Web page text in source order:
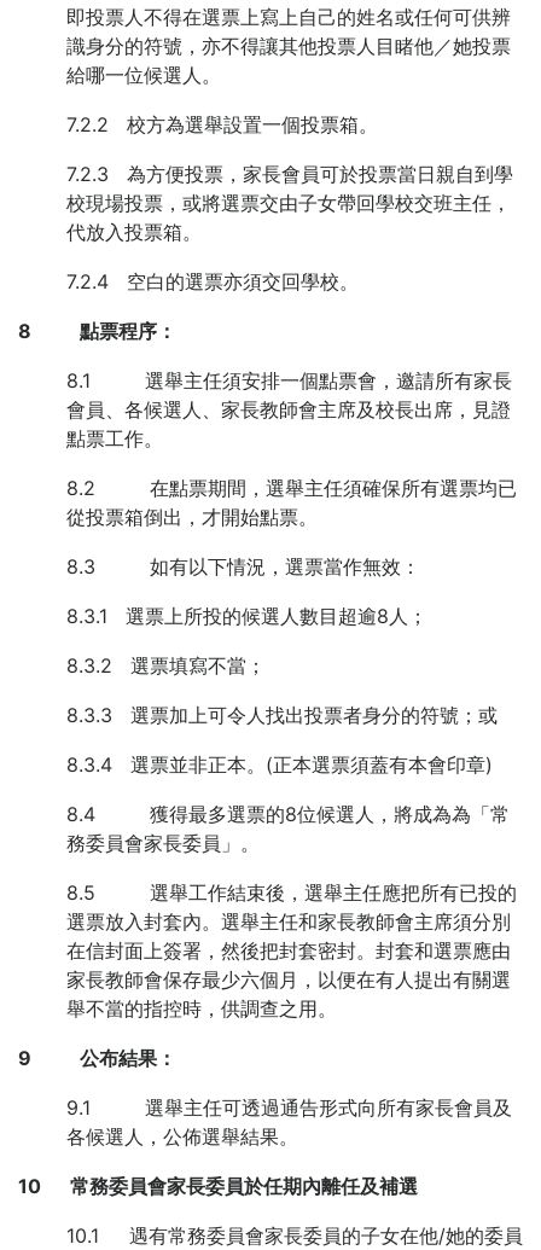
即投票人不得在選票上寫上自己的姓名或任何可供辨
識身分的符號，亦不得讓其他投票人目睹他／她投票
給哪一位候選人。
7.2.2 校方為選舉設置一個投票箱。
7.2.3 為方便投票，家長會員可於投票當日親自到學
校現場投票，或將選票交由子女帶回學校交班主任，
代放入投票箱。
7.2.4 空白的選票亦須交回學校。
8 點票程序：
8.1 選舉主任須安排一個點票會，邀請所有家長
會員、各候選人、家長教師會主席及校長出席，見證
點票工作。
8.2 在點票期間，選舉主任須確保所有選票均已
從投票箱倒出，才開始點票。
8.3 如有以下情況，選票當作無效：
8.3.1 選票上所投的候選人數目超逾8人；
8.3.2 選票填寫不當；
8.3.3 選票加上可令人找出投票者身分的符號；或
8.3.4 選票並非正本。(正本選票須蓋有本會印章)
8.4 獲得最多選票的8位候選人，將成為為「常
務委員會家長委員」。
8.5 選舉工作結束後，選舉主任應把所有已投的
選票放入封套內。選舉主任和家長教師會主席須分別
在信封面上簽署，然後把封套密封。封套和選票應由
家長教師會保存最少六個月，以便在有人提出有關選
舉不當的指控時，供調查之用。
9 公布結果：
9.1 選舉主任可透過通告形式向所有家長會員及
各候選人，公佈選舉結果。
10 常務委員會家長委員於任期內離任及補選
10.1 遇有常務委員會家長委員的子女在他/她的委員